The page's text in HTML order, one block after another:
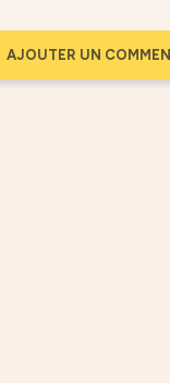
AJOUTER UN